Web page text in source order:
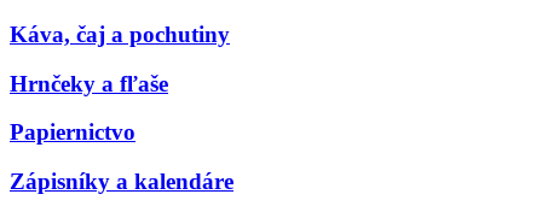
Káva, čaj a pochutiny
Hrnčeky a fľaše
Papiernictvo
Zápisníky a kalendáre